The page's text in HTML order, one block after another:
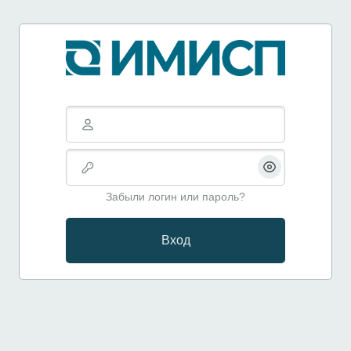
Логин или адрес электронной почты
Пароль
Забыли логин или пароль?
Вход